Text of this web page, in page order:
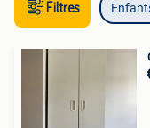
Filtres